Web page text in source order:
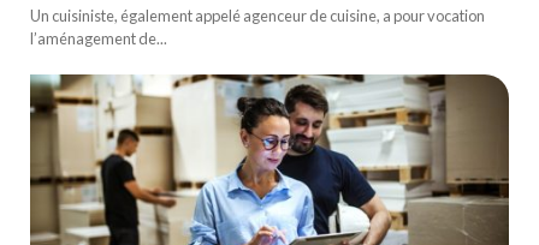
Un cuisiniste, également appelé agenceur de cuisine, a pour vocation
l’aménagement de...